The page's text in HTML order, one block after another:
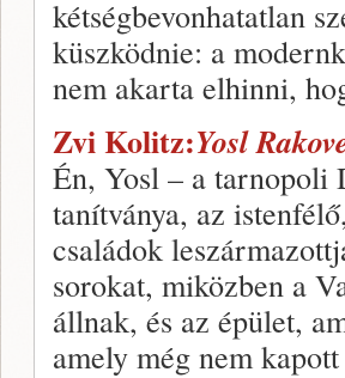
kétségbevonhatatlan
küszködnie: a
nem akarta elhinni,
Zvi Kolitz:Yosl
Én, Yosl – a tarnopoli
tanítványa, az
családok
sorokat, miközben a
állnak, és az épület,
amely még nem